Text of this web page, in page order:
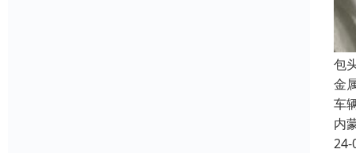
包
金
车
内
24-